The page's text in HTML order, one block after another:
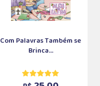
Com Palavras Também se
Brinca...